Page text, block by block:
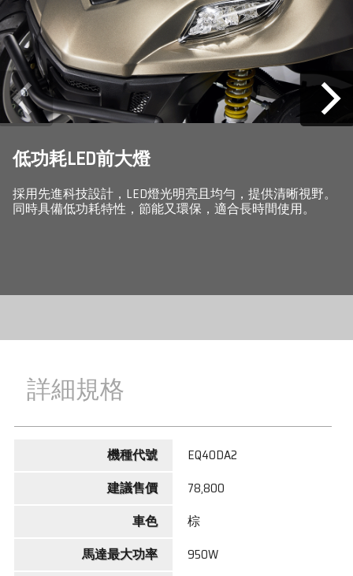
低功耗LED前大燈
採用先進科技設計，LED燈光明亮且均勻，提供清晰視野。
同時具備低功耗特性，節能又環保，適合長時間使用。
詳細規格
機種代號
EQ40DA2
建議售價
78,800
車色
棕
馬達最大功率
950W